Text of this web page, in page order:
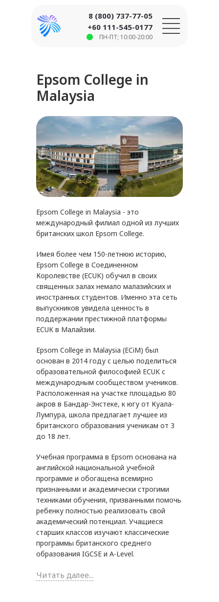
8 (800) 737-77-05
+60 111-545-0177
ПН-ПТ; 10:00-20:00
Epsom College in
Malaysia
Epsom College in Malaysia - это
международный филиал одной из лучших
британских школ Epsom College.
Имея более чем 150-летнюю историю,
Epsom College в Соединенном
Королевстве (ECUK) обучил в своих
священных залах немало малазийских и
иностранных студентов. Именно эта сеть
выпускников увидела ценность в
поддержании престижной платформы
ECUK в Малайзии.
Epsom College in Malaysia (ECiM) был
основан в 2014 году с целью поделиться
образовательной философией ECUK с
международным сообществом учеников.
Расположенная на участке площадью 80
акров в Бандар-Энстеке, к югу от Куала-
Лумпура, школа предлагает лучшее из
британского образования ученикам от 3
до 18 лет.
Учебная программа в Epsom основана на
английской национальной учебной
программе и обогащена всемирно
признанными и академически строгими
техниками обучения, призванными помочь
ребенку полностью реализовать свой
академический потенциал. Учащиеся
старших классов изучают классические
программы британского среднего
образования IGCSE и A-Level.
Читать далее...